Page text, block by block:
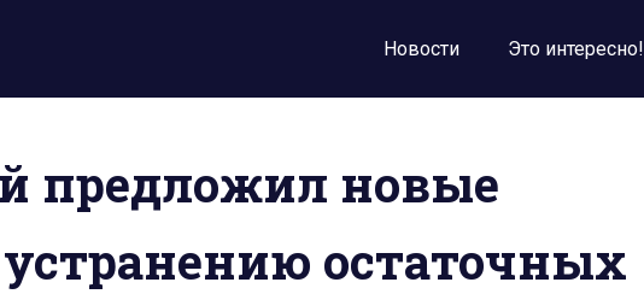
Новости Это интересно!
предложил новые
остаточных